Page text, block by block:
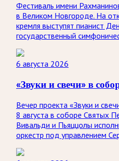
Фестиваль имени
в Великом Новгороде. На
кремля выступят пианист
государственный
6 августа 2026
«Звуки и свечи» в
Вечер проекта «Звуки и
8 августа в соборе Святых
Вивальди и Пьяццолы
оркестр под управлением